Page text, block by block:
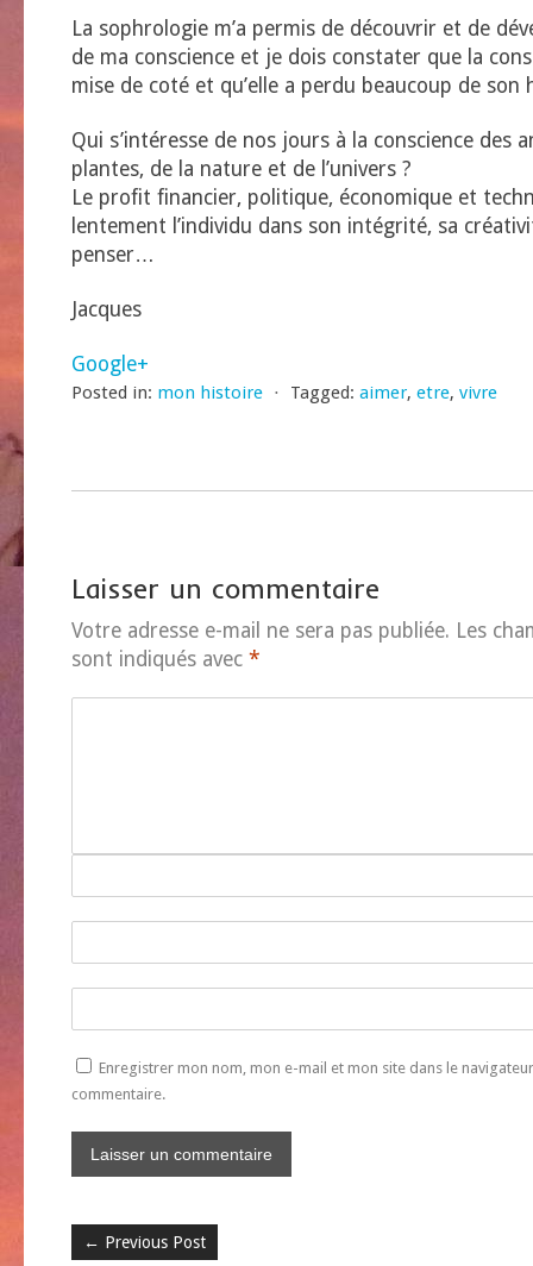
La sophrologie m’a permis de découvrir et de
de ma conscience et je dois constater que la
mise de coté et qu’elle a perdu beaucoup de son
Qui s’intéresse de nos jours à la conscience des
plantes, de la nature et de l’univers ?
Le profit financier, politique, économique et
lentement l’individu dans son intégrité, sa
penser…
Jacques
Google+
Posted in: mon histoire ⋅ Tagged: aimer, etre, vivre
Laisser un commentaire
Votre adresse e-mail ne sera pas publiée. Les
sont indiqués avec *
Enregistrer mon nom, mon e-mail et mon site dans le
commentaire.
← Previous Post